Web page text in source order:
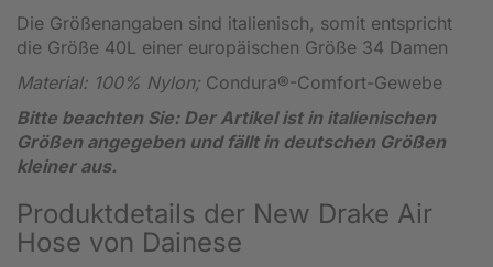
Die Größenangaben sind italienisch, somit entspricht
die Größe 40L einer europäischen Größe 34 Damen
Material: 100% Nylon; Condura®-Comfort-Gewebe
Bitte beachten Sie: Der Artikel ist in italienischen
Größen angegeben und fällt in deutschen Größen
kleiner aus.
Produktdetails der New Drake Air
Hose von Dainese